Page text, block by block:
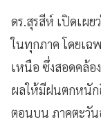
ดร.สุรสีห์ เปิดเผ
ในทุกภาค โดยเฉ
เหนือ ซึ่งสอดคล้อ
ผลให้มีฝนตกหนัก
ตอนบน ภาคตะวัน